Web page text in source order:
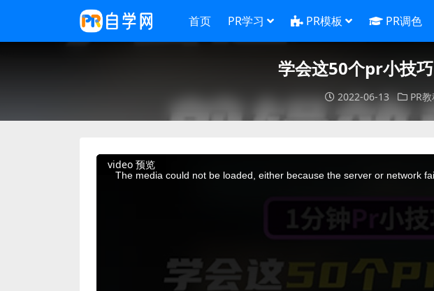
首页 PR学习 PR模板 PR调色
学会这50个pr小技
2022-06-13 PR
video 预览
This
The media could not be loaded, either because the server or network